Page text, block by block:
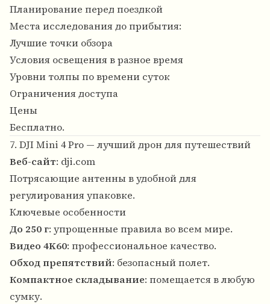
Планирование перед поездкой
Места исследования до прибытия:
Лучшие точки обзора
Условия освещения в разное время
Уровни толпы по времени суток
Ограничения доступа
Цены
Бесплатно.
7. DJI Mini 4 Pro — лучший дрон для путешествий
Веб-сайт: dji.com
Потрясающие антенны в удобной для
регулирования упаковке.
Ключевые особенности
До 250 г: упрощенные правила во всем мире.
Видео 4K60: профессиональное качество.
Обход препятствий: безопасный полет.
Компактное складывание: помещается в любую
сумку.